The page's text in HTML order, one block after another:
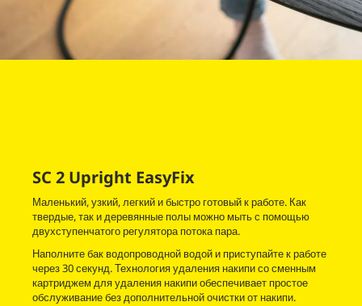
SC 2 Upright EasyFix
Маленький, узкий, легкий и быстро готовый к работе. Как
твердые, так и деревянные полы можно мыть с помощью
двухступенчатого регулятора потока пара.
Наполните бак водопроводной водой и приступайте к работе
через 30 секунд. Технология удаления накипи со сменным
картриджем для удаления накипи обеспечивает простое
обслуживание без дополнительной очистки от накипи.